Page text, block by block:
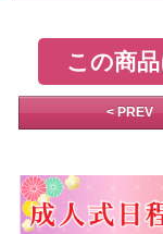
この商
< PREV